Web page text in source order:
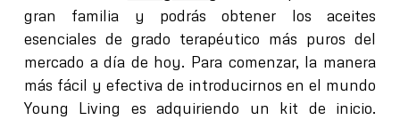
gran familia y podrás obtener los aceites
esenciales de grado terapéutico más puros del
mercado a día de hoy. Para comenzar, la manera
más fácil y efectiva de introducirnos en el mundo
Young Living es adquiriendo un kit de inicio.